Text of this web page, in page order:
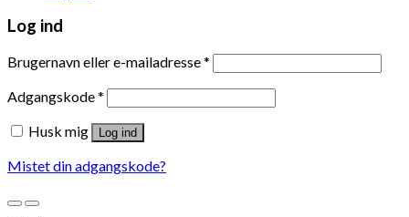
Log ind
Brugernavn eller e-mailadresse*
Adgangskode*
Husk mig
Log ind
Mistet din adgangskode?